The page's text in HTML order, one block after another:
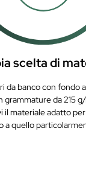
scelta di
da banco con fondo
grammature da 215
il materiale adatto
a quello